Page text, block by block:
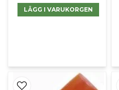
LÄGG I VARUKORGEN